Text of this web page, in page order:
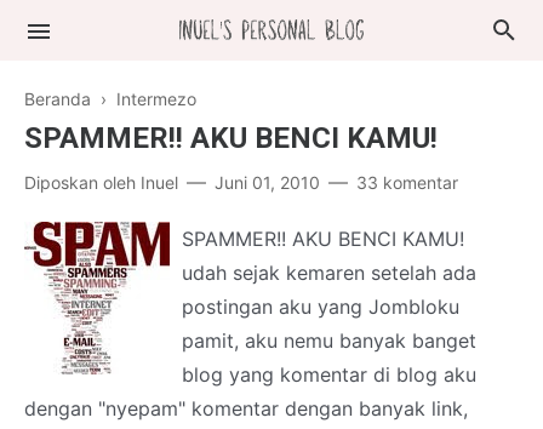
Beranda › Intermezo
SPAMMER!! AKU BENCI KAMU!
Diposkan oleh Inuel Juni 01, 2010 33 komentar
SPAMMER!! AKU BENCI KAMU!
udah sejak kemaren setelah ada
postingan aku yang Jombloku
pamit, aku nemu banyak banget
blog yang komentar di blog aku
dengan "nyepam" komentar dengan banyak link,